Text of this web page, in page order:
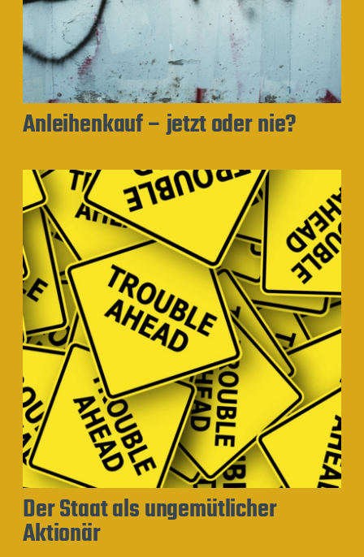
Anleihenkauf – jetzt oder nie?
Der Staat als ungemütlicher
Aktionär